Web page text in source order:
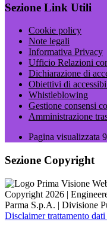
Sezione Link Utili
Cookie policy
Note legali
Informativa Privacy
Ufficio Relazioni
Dichiarazione di
Obiettivi di
Whistleblowing
Gestione consensi
Amministrazione
Pagina visualizzata
Sezione Copyright
Copyright 2026 |
Parma S.p.A. | Divisione
Disclaimer trattamento dati